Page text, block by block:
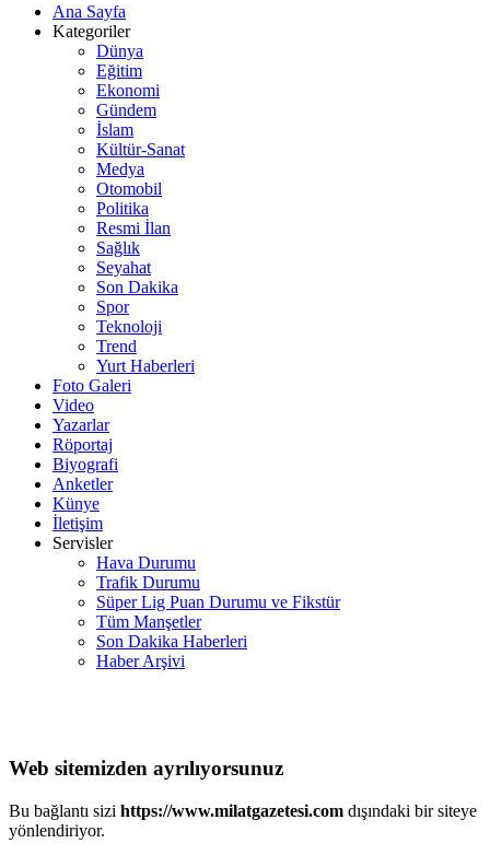
Ana Sayfa
Kategoriler
Dünya
Eğitim
Ekonomi
Gündem
İslam
Kültür-Sanat
Medya
Otomobil
Politika
Resmi İlan
Sağlık
Seyahat
Son Dakika
Spor
Teknoloji
Trend
Yurt Haberleri
Foto Galeri
Video
Yazarlar
Röportaj
Biyografi
Anketler
Künye
İletişim
Servisler
Hava Durumu
Trafik Durumu
Süper Lig Puan Durumu ve Fikstür
Tüm Manşetler
Son Dakika Haberleri
Haber Arşivi
Web sitemizden ayrılıyorsunuz
Bu bağlantı sizi https://www.milatgazetesi.com dışındaki bir siteye
yönlendiriyor.